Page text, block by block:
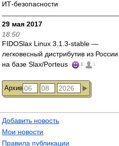
ИТ-безопасности
29 мая 2017
18:50
FIDOSlax Linux 3.1.3-stable —
легковесный дистрибутив из России
на базе Slax/Porteus
1 1
Архив
Добавить новость
Мои новости
Правила публикации